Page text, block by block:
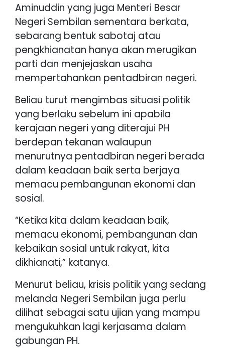
Aminuddin yang juga Menteri Besar
Negeri Sembilan sementara berkata,
sebarang bentuk sabotaj atau
pengkhianatan hanya akan merugikan
parti dan menjejaskan usaha
mempertahankan pentadbiran negeri.
Beliau turut mengimbas situasi politik
yang berlaku sebelum ini apabila
kerajaan negeri yang diterajui PH
berdepan tekanan walaupun
menurutnya pentadbiran negeri berada
dalam keadaan baik serta berjaya
memacu pembangunan ekonomi dan
sosial.
“Ketika kita dalam keadaan baik,
memacu ekonomi, pembangunan dan
kebaikan sosial untuk rakyat, kita
dikhianati,” katanya.
Menurut beliau, krisis politik yang sedang
melanda Negeri Sembilan juga perlu
dilihat sebagai satu ujian yang mampu
mengukuhkan lagi kerjasama dalam
gabungan PH.